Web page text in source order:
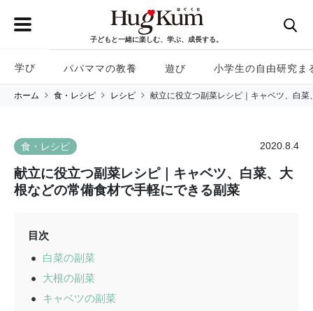
子どもと一緒に楽しむ、学ぶ、成長する。
学び パパママの教養 遊び 小学生の自由研究ま
ホーム 食・レシピ レシピ 献立に役立つ副菜レシピ｜キャベツ、白
食・レシピ 2020.8.4
献立に役立つ副菜レシピ｜キャベツ、白菜、大
根などの常備食材で手軽にできる副菜
目次
白菜の副菜
大根の副菜
キャベツの副菜